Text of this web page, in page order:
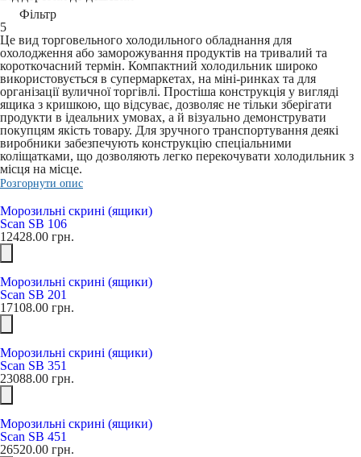
Фільтр
5
Це вид торговельного холодильного обладнання для
охолодження або заморожування продуктів на тривалий та
короткочасний термін. Компактний холодильник широко
використовується в супермаркетах, на міні-ринках та для
організації вуличної торгівлі. Простіша конструкція у вигляді
ящика з кришкою, що відсуває, дозволяє не тільки зберігати
продукти в ідеальних умовах, а й візуально демонструвати
покупцям якість товару. Для зручного транспортування деякі
виробники забезпечують конструкцію спеціальними
коліщатками, що дозволяють легко перекочувати холодильник з
місця на місце.
Розгорнути опис
Морозильні скрині (ящики)
Scan SB 106
12428.00 грн.
Морозильні скрині (ящики)
Scan SB 201
17108.00 грн.
Морозильні скрині (ящики)
Scan SB 351
23088.00 грн.
Морозильні скрині (ящики)
Scan SB 451
26520.00 грн.